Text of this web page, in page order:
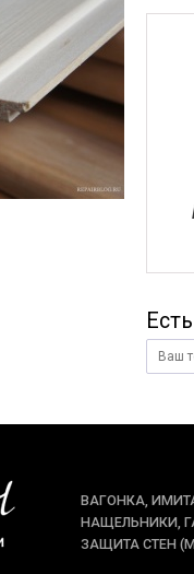
ВАГОНКА,
НАЩЕЛЬНИКИ,
ЗАЩИТА СТЕН